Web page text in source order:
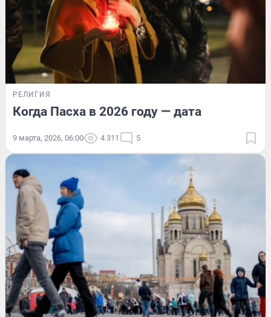
РЕЛИГИЯ
Когда Пасха в 2026 году — дата
9 марта, 2026, 06:00 4 311 5